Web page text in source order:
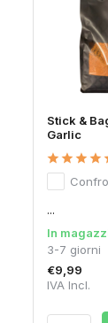
Stick &
Garlic
...
In
3-7 giorni
€9,99
IVA Incl.